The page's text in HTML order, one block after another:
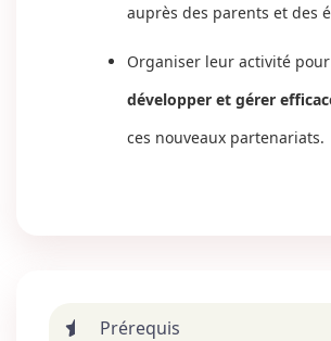
auprès des parents et des
Organiser leur activité pour
développer et gérer
ces nouveaux partenariats.
Prérequis